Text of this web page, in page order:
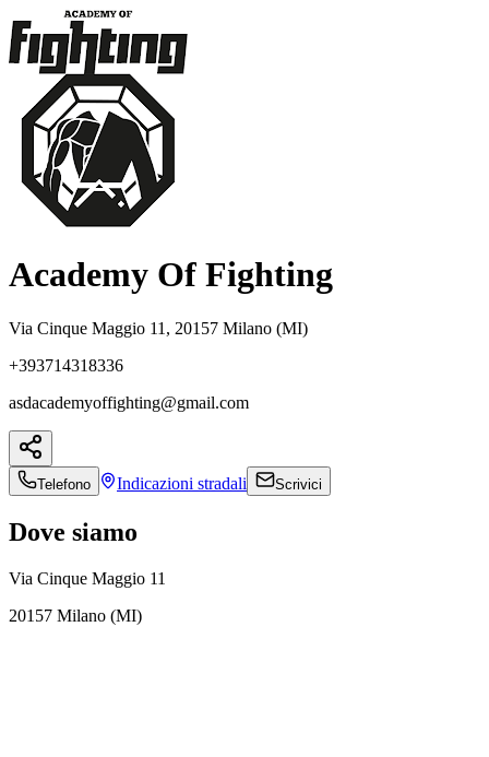
Academy Of Fighting
Via Cinque Maggio 11, 20157 Milano (MI)
+393714318336
asdacademyoffighting@gmail.com
Telefono Indicazioni stradali Scrivici
Dove siamo
Via Cinque Maggio 11
20157 Milano (MI)